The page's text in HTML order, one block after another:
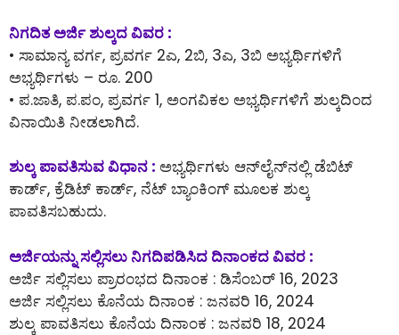
ನಿಗದಿತ ಅರ್ಜಿ ಶುಲ್ಕದ ವಿವರ :
• ಸಾಮಾನ್ಯ ವರ್ಗ, ಪ್ರವರ್ಗ 2ಎ, 2ಬಿ, 3ಎ, 3ಬಿ ಅಭ್ಯರ್ಥಿಗಳಿಗೆ
ಅಭ್ಯರ್ಥಿಗಳು – ರೂ. 200
• ಪ.ಜಾತಿ, ಪ.ಪಂ, ಪ್ರವರ್ಗ 1, ಅಂಗವಿಕಲ ಅಭ್ಯರ್ಥಿಗಳಿಗೆ ಶುಲ್ಕದಿಂದ
ವಿನಾಯಿತಿ ನೀಡಲಾಗಿದೆ.
ಶುಲ್ಕ ಪಾವತಿಸುವ ವಿಧಾನ : ಅಭ್ಯರ್ಥಿಗಳು ಆನ್‌ಲೈನ್‌ನಲ್ಲಿ ಡೆಬಿಟ್
ಕಾರ್ಡ್, ಕ್ರೆಡಿಟ್ ಕಾರ್ಡ್, ನೆಟ್ ಬ್ಯಾಂಕಿಂಗ್ ಮೂಲಕ ಶುಲ್ಕ
ಪಾವತಿಸಬಹುದು.
ಅರ್ಜಿಯನ್ನು ಸಲ್ಲಿಸಲು ನಿಗದಿಪಡಿಸಿದ ದಿನಾಂಕದ ವಿವರ :
ಅರ್ಜಿ ಸಲ್ಲಿಸಲು ಪ್ರಾರಂಭದ ದಿನಾಂಕ : ಡಿಸೆಂಬರ್ 16, 2023
ಅರ್ಜಿ ಸಲ್ಲಿಸಲು ಕೊನೆಯ ದಿನಾಂಕ : ಜನವರಿ 16, 2024
ಶುಲ್ಕ ಪಾವತಿಸಲು ಕೊನೆಯ ದಿನಾಂಕ : ಜನವರಿ 18, 2024